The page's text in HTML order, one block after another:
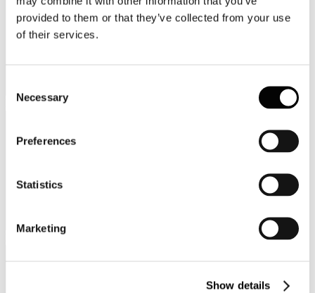
provided to them or that they’ve collected from your use
of their services.
Selection
Necessary
Preferences
Statistics
Marketing
Show details
Provincia